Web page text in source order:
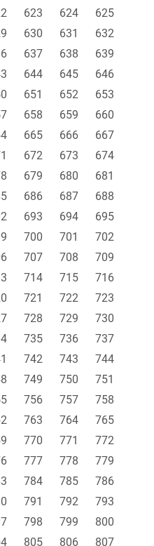
623 624
625
630 631
632
637 638
639
644 645
646
651 652
653
658 659
660
665 666
667
672 673
674
679 680
681
686 687
688
693 694
695
700 701
702
707 708
709
714 715
716
721 722
723
728 729
730
735 736
737
742 743
744
749 750
751
756 757
758
763 764
765
770 771
772
777 778
779
784 785
786
791 792
793
798 799
800
805 806
807